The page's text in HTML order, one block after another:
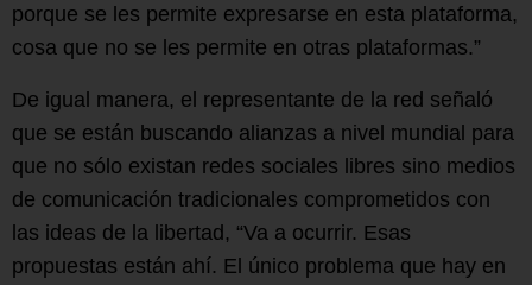
porque se les permite expresarse en esta plataforma,
cosa que no se les permite en otras plataformas.”
De igual manera, el representante de la red señaló
que se están buscando alianzas a nivel mundial para
que no sólo existan redes sociales libres sino medios
de comunicación tradicionales comprometidos con
las ideas de la libertad, “Va a ocurrir. Esas
propuestas están ahí. El único problema que hay en